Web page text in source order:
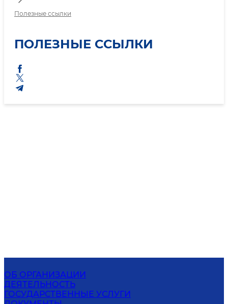
Полезные ссылки
ПОЛЕЗНЫЕ ССЫЛКИ
ОБ ОРГАНИЗАЦИИ
ДЕЯТЕЛЬНОСТЬ
ГОСУДАРСТВЕННЫЕ УСЛУГИ